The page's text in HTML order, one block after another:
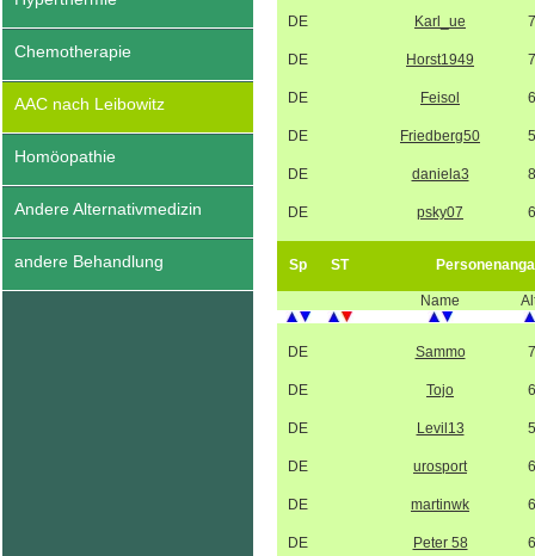
Chemotherapie
AAC nach Leibowitz
Homöopathie
Andere Alternativmedizin
andere Behandlung
DE Karl_ue
DE Horst1949
DE Feisol
DE Friedberg50
DE daniela3
DE psky07
Sp ST
Name
DE Sammo
DE Tojo
DE Levil13
DE urosport
DE martinwk
DE Peter 58